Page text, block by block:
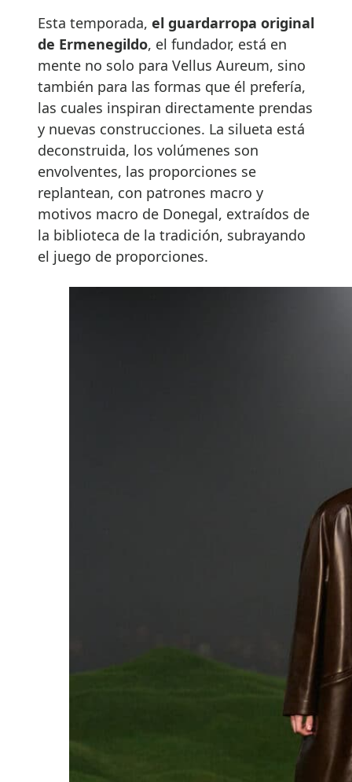
Esta temporada, el guardarropa original
de Ermenegildo, el fundador, está en
mente no solo para Vellus Aureum, sino
también para las formas que él prefería,
las cuales inspiran directamente prendas
y nuevas construcciones. La silueta está
deconstruida, los volúmenes son
envolventes, las proporciones se
replantean, con patrones macro y
motivos macro de Donegal, extraídos de
la biblioteca de la tradición, subrayando
el juego de proporciones.